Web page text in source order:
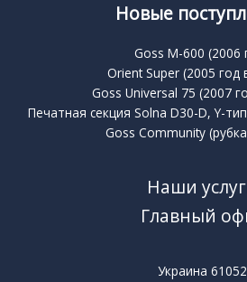
Новые
Goss M-600 (2006
Orient Super (2005 год
Goss Universal 75 (2007
Печатная секция Solna D30-D, Y-
Goss Community
Наши
Главный
Украина 61052